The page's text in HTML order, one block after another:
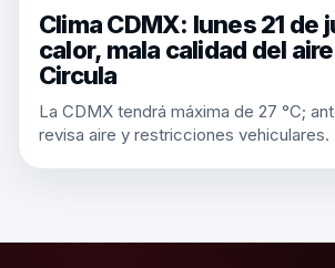
Clima CDMX: lunes 21 de
calor, mala calidad del
Circula
La CDMX tendrá máxima de 27 °C;
revisa aire y restricciones vehiculares.